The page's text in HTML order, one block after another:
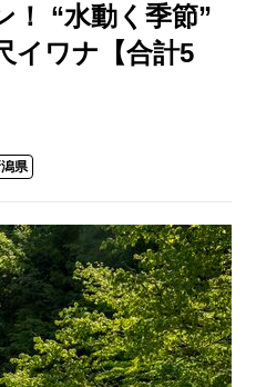
！ “水動く季節”
イワナ【合計5
県